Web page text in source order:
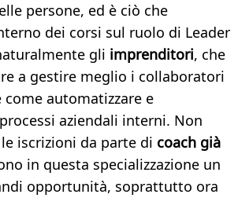
persone, ed è ciò che
dei corsi sul ruolo di Leader
gli imprenditori, che
a gestire meglio i collaboratori
come automatizzare e
aziendali interni. Non
iscrizioni da parte di coach già
in questa specializzazione un
opportunità, soprattutto ora